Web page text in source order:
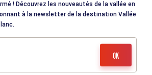
! Découvrez les nouveautés de la vallée en
à la newsletter de la destination Vallée